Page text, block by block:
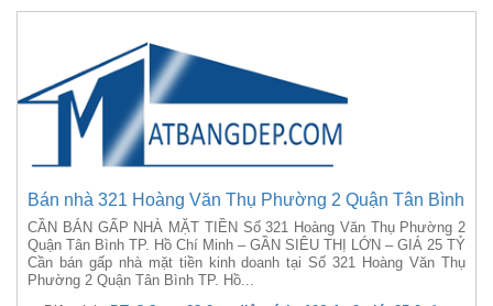
Bán nhà 321 Hoàng Văn Thụ Phường 2 Quận Tân Bình
CẦN BÁN GẤP NHÀ MẶT TIỀN Số 321 Hoàng Văn Thụ Phường 2
Quận Tân Bình TP. Hồ Chí Minh – GẦN SIÊU THỊ LỚN – GIÁ 25 TỶ
Cần bán gấp nhà mặt tiền kinh doanh tại Số 321 Hoàng Văn Thụ
Phường 2 Quận Tân Bình TP. Hồ...